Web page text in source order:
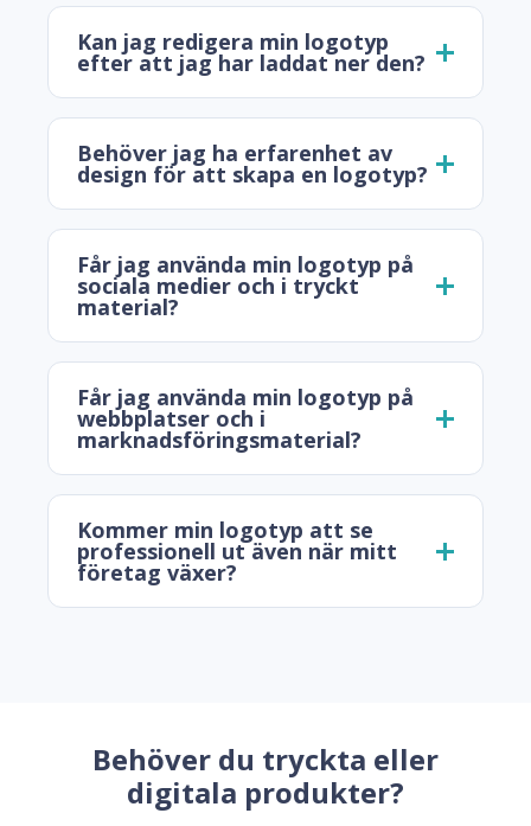
Kan jag redigera min logotyp
efter att jag har laddat ner den?
Behöver jag ha erfarenhet av
design för att skapa en logotyp?
Får jag använda min logotyp på
sociala medier och i tryckt
material?
Får jag använda min logotyp på
webbplatser och i
marknadsföringsmaterial?
Kommer min logotyp att se
professionell ut även när mitt
företag växer?
Behöver du tryckta eller
digitala produkter?